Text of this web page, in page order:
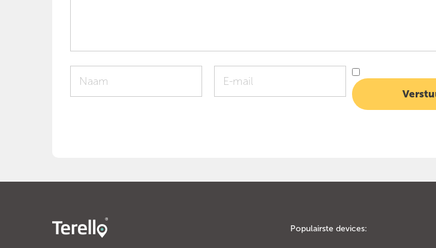
Populairste devices: